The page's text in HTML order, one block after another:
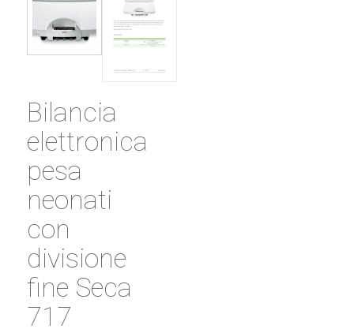
Bilancia
elettronica
pesa
neonati
con
divisione
fine Seca
717